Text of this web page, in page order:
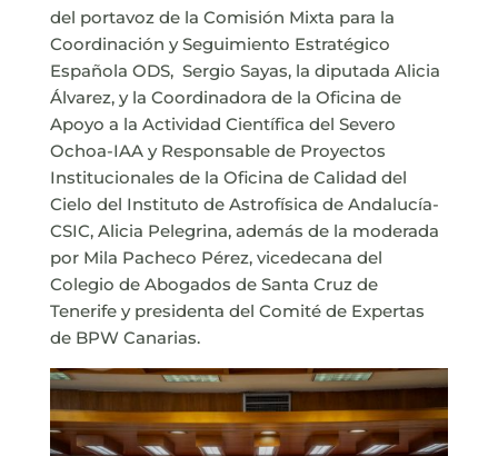
del portavoz de la Comisión Mixta para la
Coordinación y Seguimiento Estratégico
Española ODS, Sergio Sayas, la diputada Alicia
Álvarez, y la Coordinadora de la Oficina de
Apoyo a la Actividad Científica del Severo
Ochoa-IAA y Responsable de Proyectos
Institucionales de la Oficina de Calidad del
Cielo del Instituto de Astrofísica de Andalucía-
CSIC, Alicia Pelegrina, además de la moderada
por Mila Pacheco Pérez, vicedecana del
Colegio de Abogados de Santa Cruz de
Tenerife y presidenta del Comité de Expertas
de BPW Canarias.